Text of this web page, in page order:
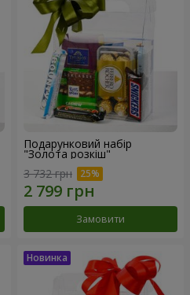
Подарунковий набір
"Золота розкіш"
3 732 грн
Замовити